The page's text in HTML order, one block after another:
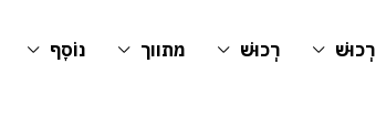
רְכוּשׁ רְכוּשׁ מתווך נוֹסָף